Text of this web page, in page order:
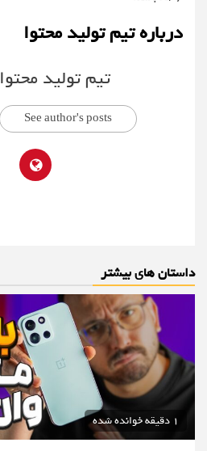
درباره تیم تولید محتوا
تیم تولید محتوا
See author's posts
داستان های بیشتر
1 دقیقه خوانده شده